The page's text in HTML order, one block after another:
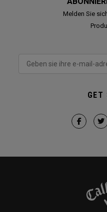
Melden Sie
GET